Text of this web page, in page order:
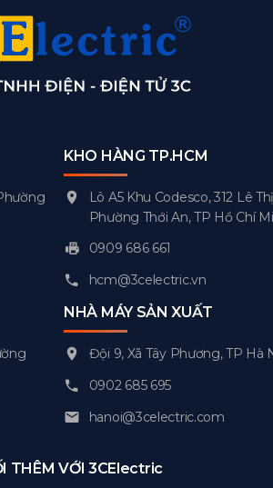
KHO HÀNG TP.HCM
Lô A5 Khu Codesco, 312 Lê
Phường Thới An, TP Hồ Chí
0909 686 661
hcm@3celectric.vn
NHÀ MÁY SẢN XUẤT
Đội 9, Xã Tây Phương, TP Hà
0902 685 695
hanoi@3celectric.com
THÊM VỚI 3CElectric